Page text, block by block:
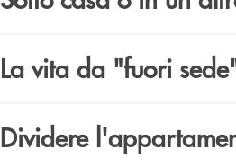
La vita da "fuori
Dividere